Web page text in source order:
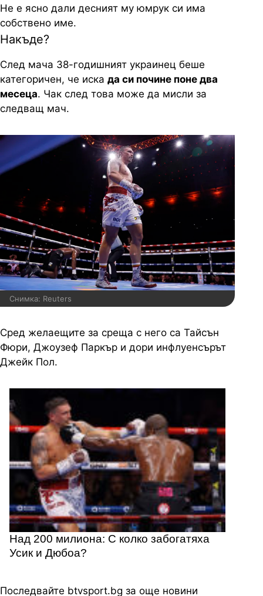
Не е ясно дали десният му юмрук си има
собствено име.
Накъде?
След мача 38-годишният украинец беше
категоричен, че иска да си почине поне два
месеца. Чак след това може да мисли за
следващ мач.
Снимка: Reuters
Сред желаещите за среща с него са Тайсън
Фюри, Джоузеф Паркър и дори инфлуенсърът
Джейк Пол.
Над 200 милиона: С колко забогатяха
Усик и Дюбоа?
Последвайте btvsport.bg за още новини